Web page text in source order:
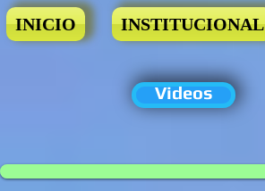
INICIO INSTITUCIONAL
Videos